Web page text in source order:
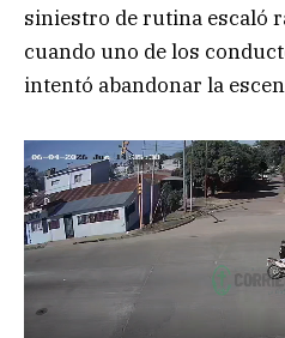
siniestro de rutina escaló
cuando uno de los
intentó abandonar la